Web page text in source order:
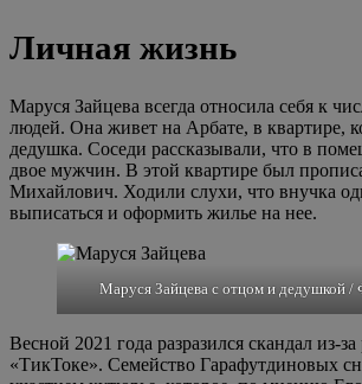
Личная жизнь
Маруся Зайцева всегда относила себя к
людей. Она живет на Арбате, в квартире,
дедушка. Соседи рассказывали, что в
двое мужчин. В этой квартире был
Михайлович. Ходили слухи, что внучка
выписаться и оформить жилье на нее.
Маруся Зайцева с отцом и дедушкой
Весной 2021 года разразился скандал из-
«ТикТоке». Семейство Гарафутдиновых